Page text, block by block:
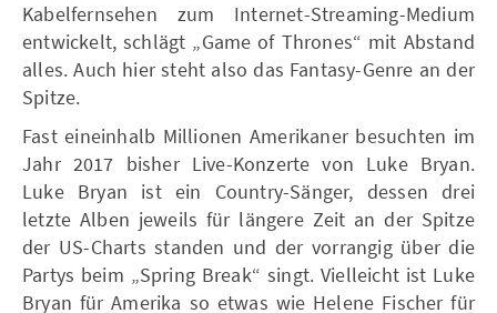
Kabelfernsehen zum Internet-Streaming-Medium
entwickelt, schlägt „Game of Thrones“ mit Abstand
alles. Auch hier steht also das Fantasy-Genre an der
Spitze.
Fast eineinhalb Millionen Amerikaner besuchten im
Jahr 2017 bisher Live-Konzerte von Luke Bryan.
Luke Bryan ist ein Country-Sänger, dessen drei
letzte Alben jeweils für längere Zeit an der Spitze
der US-Charts standen und der vorrangig über die
Partys beim „Spring Break“ singt. Vielleicht ist Luke
Bryan für Amerika so etwas wie Helene Fischer für